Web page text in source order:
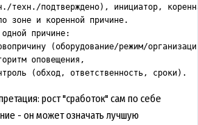
техн./подтверждено), инициатор,
зоне и коренной причине.
причине:
(оборудование/режим/
оповещения,
рост "сработок" сам по себе
- он может означать лучшую